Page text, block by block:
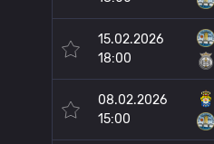
15.02.2026
18:00
08.02.2026
15:00